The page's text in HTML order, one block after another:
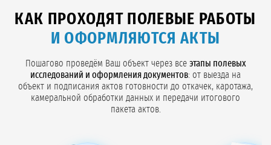
КАК ПРОХОДЯТ ПОЛЕВЫЕ РАБОТЫ
И ОФОРМЛЯЮТСЯ АКТЫ
Пошагово проведём Ваш объект через все этапы полевых
исследований и оформления документов: от выезда на
объект и подписания актов готовности до откачек, каротажа,
камеральной обработки данных и передачи итогового
пакета актов.